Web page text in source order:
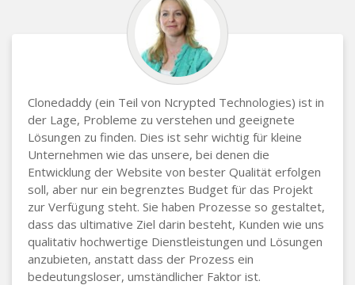
Clonedaddy (ein Teil von Ncrypted Technologies) ist in
der Lage, Probleme zu verstehen und geeignete
Lösungen zu finden. Dies ist sehr wichtig für kleine
Unternehmen wie das unsere, bei denen die
Entwicklung der Website von bester Qualität erfolgen
soll, aber nur ein begrenztes Budget für das Projekt
zur Verfügung steht. Sie haben Prozesse so gestaltet,
dass das ultimative Ziel darin besteht, Kunden wie uns
qualitativ hochwertige Dienstleistungen und Lösungen
anzubieten, anstatt dass der Prozess ein
bedeutungsloser, umständlicher Faktor ist.